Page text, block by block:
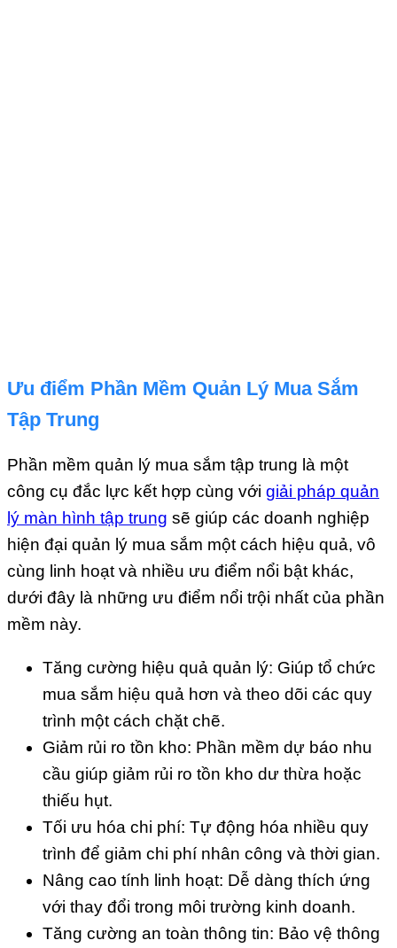
Ưu điểm Phần Mềm Quản Lý Mua Sắm
Tập Trung
Phần mềm quản lý mua sắm tập trung là một
công cụ đắc lực kết hợp cùng với giải pháp quản
lý màn hình tập trung sẽ giúp các doanh nghiệp
hiện đại quản lý mua sắm một cách hiệu quả, vô
cùng linh hoạt và nhiều ưu điểm nổi bật khác,
dưới đây là những ưu điểm nổi trội nhất của phần
mềm này.
Tăng cường hiệu quả quản lý: Giúp tổ chức
mua sắm hiệu quả hơn và theo dõi các quy
trình một cách chặt chẽ.
Giảm rủi ro tồn kho: Phần mềm dự báo nhu
cầu giúp giảm rủi ro tồn kho dư thừa hoặc
thiếu hụt.
Tối ưu hóa chi phí: Tự động hóa nhiều quy
trình để giảm chi phí nhân công và thời gian.
Nâng cao tính linh hoạt: Dễ dàng thích ứng
với thay đổi trong môi trường kinh doanh.
Tăng cường an toàn thông tin: Bảo vệ thông